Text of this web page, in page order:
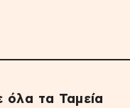
όλα τα Ταμεία